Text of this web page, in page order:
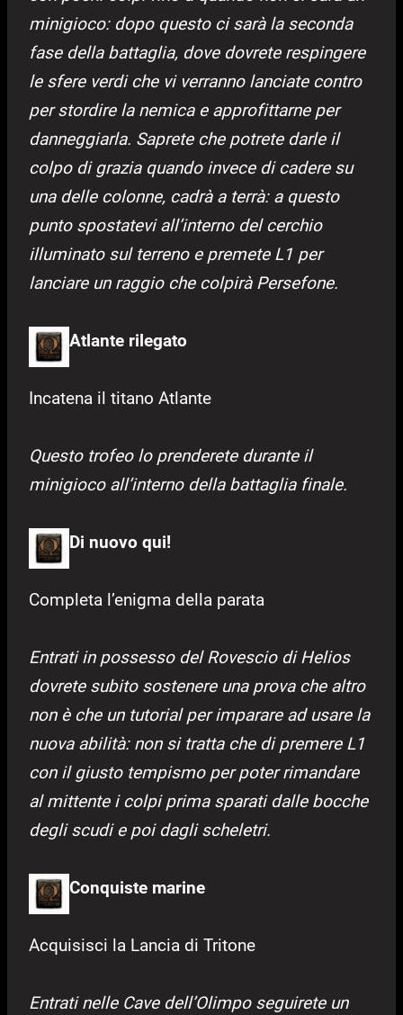
minigioco: dopo questo ci sarà la seconda
fase della battaglia, dove dovrete respingere
le sfere verdi che vi verranno lanciate contro
per stordire la nemica e approfittarne per
danneggiarla. Saprete che potrete darle il
colpo di grazia quando invece di cadere su
una delle colonne, cadrà a terrà: a questo
punto spostatevi all’interno del cerchio
illuminato sul terreno e premete L1 per
lanciare un raggio che colpirà Persefone.
Atlante rilegato
Incatena il titano Atlante
Questo trofeo lo prenderete durante il
minigioco all’interno della battaglia finale.
Di nuovo qui!
Completa l’enigma della parata
Entrati in possesso del Rovescio di Helios
dovrete subito sostenere una prova che altro
non è che un tutorial per imparare ad usare la
nuova abilità: non si tratta che di premere L1
con il giusto tempismo per poter rimandare
al mittente i colpi prima sparati dalle bocche
degli scudi e poi dagli scheletri.
Conquiste marine
Acquisisci la Lancia di Tritone
Entrati nelle Cave dell’Olimpo seguirete un